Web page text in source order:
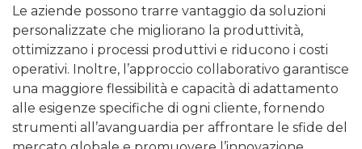
Le aziende possono trarre vantaggio da soluzioni
personalizzate che migliorano la produttività,
ottimizzano i processi produttivi e riducono i costi
operativi. Inoltre, l’approccio collaborativo garantisce
una maggiore flessibilità e capacità di adattamento
alle esigenze specifiche di ogni cliente, fornendo
strumenti all’avanguardia per affrontare le sfide del